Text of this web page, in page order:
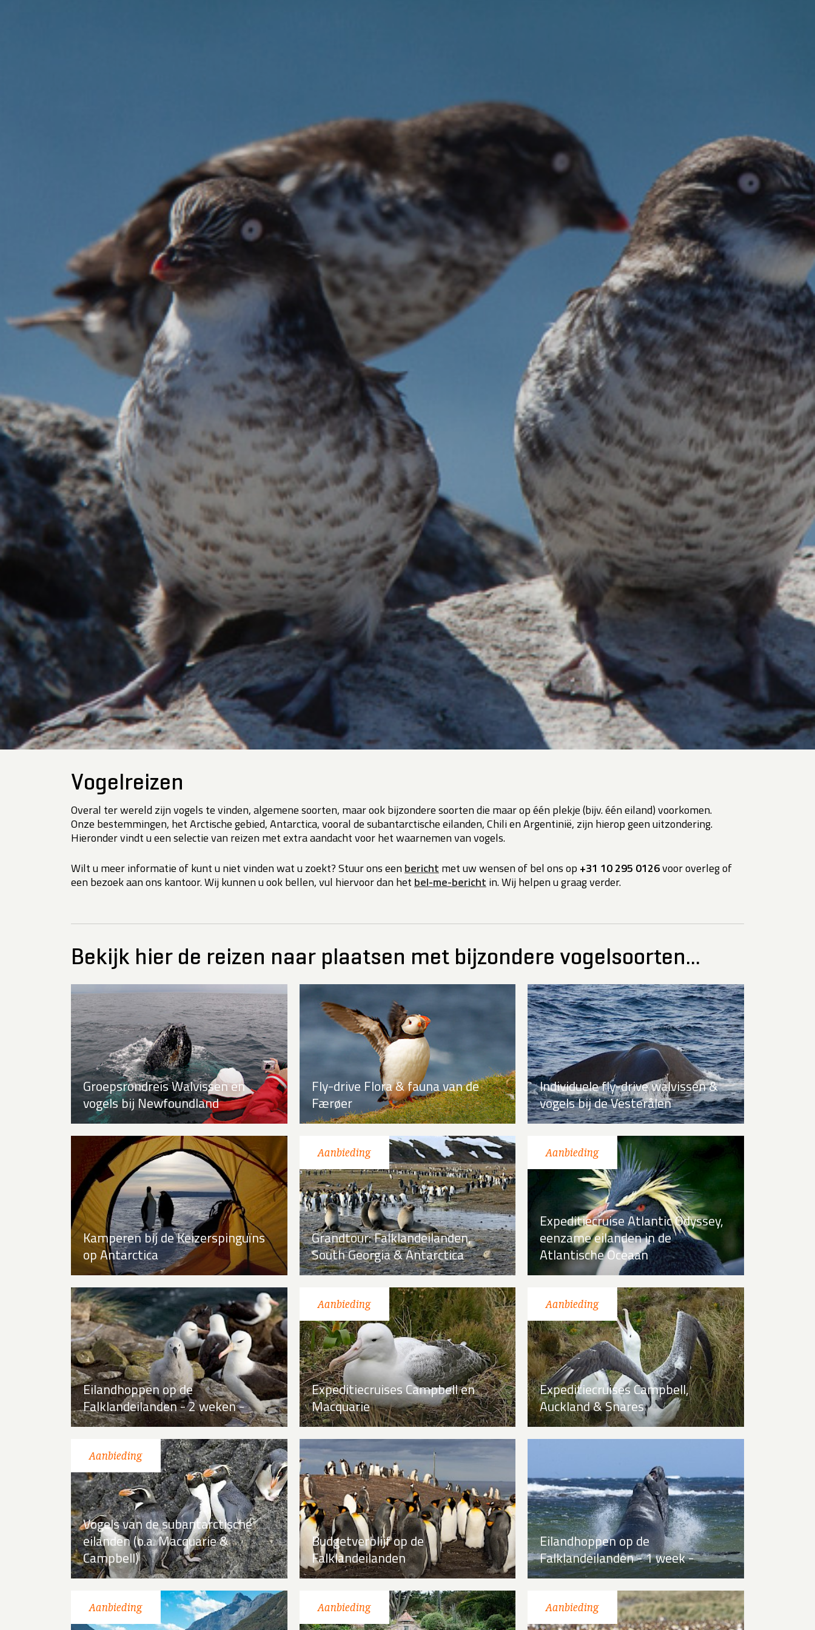
Vogelreizen
Overal ter wereld zijn vogels te vinden, algemene soorten, maar ook bijzondere soorten die maar op één plekje (bijv. één eiland) voorkomen.
Onze bestemmingen, het Arctische gebied, Antarctica, vooral de subantarctische eilanden, Chili en Argentinië, zijn hierop geen uitzondering.
Hieronder vindt u een selectie van reizen met extra aandacht voor het waarnemen van vogels.
Wilt u meer informatie of kunt u niet vinden wat u zoekt? Stuur ons een bericht met uw wensen of bel ons op +31 10 295 0126voor overleg of
een bezoek aan ons kantoor. Wij kunnen u ook bellen, vul hiervoor dan het bel-me-bericht in. Wij helpen u graag verder.
Bekijk hier de reizen naar plaatsen met bijzondere vogelsoorten...
Groepsrondreis Walvissen en
vogels bij Newfoundland
Fly-drive Flora & fauna van de
Færøer
Individuele fly-drive walvissen &
vogels bij de Vesterålen
Kamperen bij de Keizerspinguïns
op Antarctica
Grandtour: Falklandeilanden,
South Georgia & Antarctica
Expeditiecruise Atlantic Odyssey,
eenzame eilanden in de
Atlantische Oceaan
Eilandhoppen op de
Falklandeilanden - 2 weken -
Expeditiecruises Campbell en
Macquarie
Expeditiecruises Campbell,
Auckland & Snares
Vogels van de subantarctische
eilanden (o.a. Macquarie &
Campbell)
Budgetverblijf op de
Falklandeilanden
Eilandhoppen op de
Falklandeilanden - 1 week -